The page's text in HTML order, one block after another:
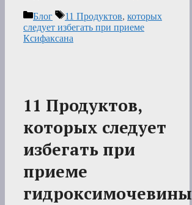
Рубрики
Блог Метки
11 Продуктов, которых
следует избегать при приеме
Ксифаксана
11 Продуктов,
которых следует
избегать при
приеме
гидроксимочевины